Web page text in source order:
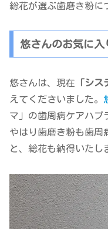
総花が選ぶ歯磨き粉に
悠さんのお気に入
悠さんは、現在 「シス
えてくださいました。
マ」の歯周病ケアハブ
やはり歯磨き粉も歯周
と、総花も納得いたし